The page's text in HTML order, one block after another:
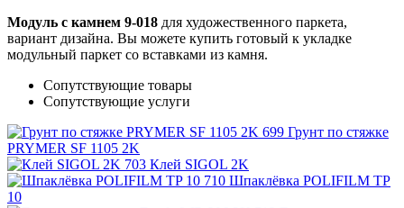
Модуль с камнем 9-018 для художественного паркета,
вариант дизайна. Вы можете купить готовый к укладке
модульный паркет со вставками из камня.
Сопутствующие товары
Сопутствующие услуги
Грунт по стяжке
PRYMER SF 1105 2K
Клей SIGOL 2K
Шпаклёвка POLIFILM TP
10